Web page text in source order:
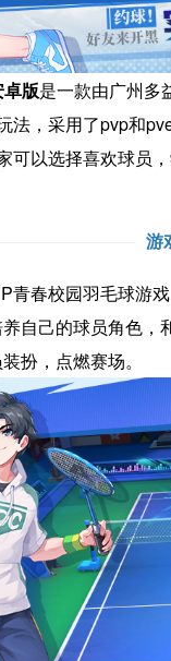
版是一款由广州多
法，采用了pvp和
可以选择喜欢球员
游
春校园羽毛球游
自己的球员角色
扮，点燃赛场。